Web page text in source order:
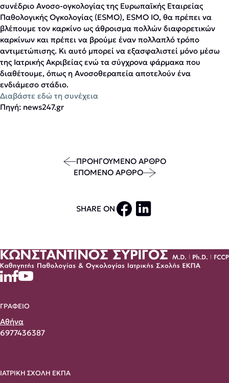
συνέδριο Ανοσο-ογκολογίας της Ευρωπαϊκής Εταιρείας
Παθολογικής Ογκολογίας (ESMO), ESMO IO, θα πρέπει να
βλέπουμε τον καρκίνο ως άθροισμα πολλών διαφορετικών
καρκίνων και πρέπει να βρούμε έναν πολλαπλό τρόπο
αντιμετώπισης. Κι αυτό μπορεί να εξασφαλιστεί μόνο μέσω
της Ιατρικής Ακριβείας ενώ τα σύγχρονα φάρμακα που
διαθέτουμε, όπως η Ανοσοθεραπεία αποτελούν ένα
ενδιάμεσο στάδιο.
Διαβάστε εδώ τη συνέχεια
Πηγή: news247.gr
ΠΡΟΗΓΟΥΜΕΝΟ ΑΡΘΡΟ
SHARE ON
ΕΠΟΜΕΝΟ ΑΡΘΡΟ
ΓΡΑΦΕΙΟ
Αθήνα
6977436387
ΙΑΤΡΙΚΗ ΣΧΟΛΗ ΕΚΠΑ